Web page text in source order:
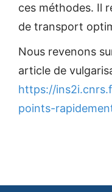
ces méthodes. Il
de transport
Nous revenons
article de
https://
points-